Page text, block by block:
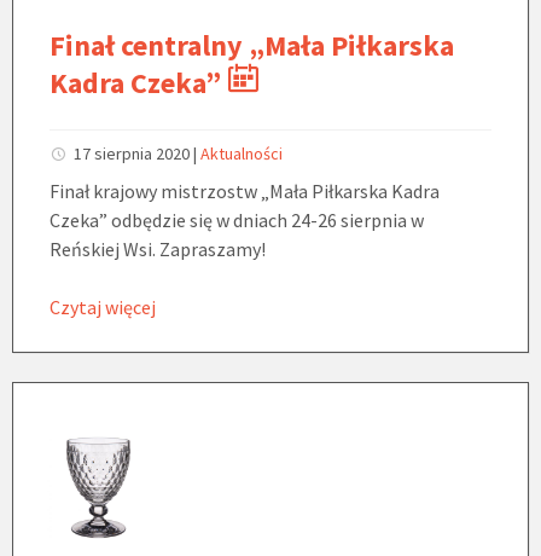
Finał centralny „Mała Piłkarska
Kadra Czeka”
17 sierpnia 2020| Aktualności
Finał krajowy mistrzostw „Mała Piłkarska Kadra
Czeka” odbędzie się w dniach 24-26 sierpnia w
Reńskiej Wsi. Zapraszamy!
Czytaj więcej